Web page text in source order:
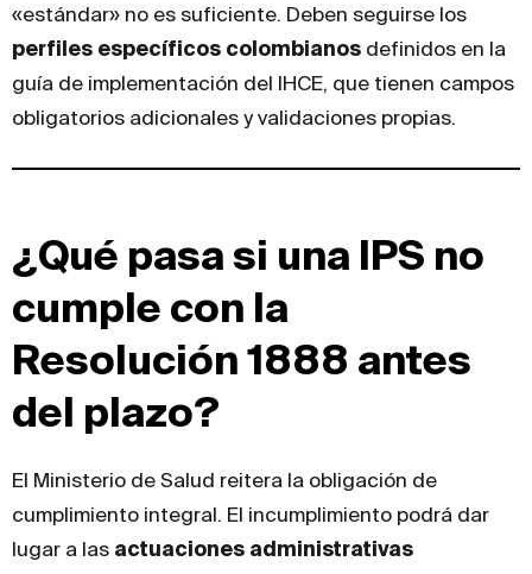
«estándar» no es suficiente. Deben seguirse los
perfiles específicos colombianos definidos en la
guía de implementación del IHCE, que tienen campos
obligatorios adicionales y validaciones propias.
¿Qué pasa si una IPS no
cumple con la
Resolución 1888 antes
del plazo?
El Ministerio de Salud reitera la obligación de
cumplimiento integral. El incumplimiento podrá dar
lugar a las actuaciones administrativas